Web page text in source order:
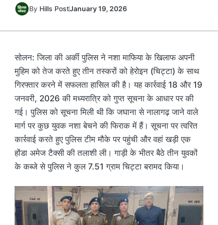
By Hills PostJanuary 19, 2026
सोलन: जिला की अर्की पुलिस ने नशा माफिया के खिलाफ अपनी
मुहिम को तेज करते हुए तीन तस्करों को हेरोइन (चिट्टा) के साथ
गिरफ्तार करने में सफलता हासिल की है। यह कार्रवाई 18 और 19
जनवरी, 2026 की मध्यरात्रि को गुप्त सूचना के आधार पर की
गई। पुलिस को सूचना मिली थी कि जघाना से नालागढ़ जाने वाले
मार्ग पर कुछ युवक नशा बेचने की फिराक में हैं। सूचना पर त्वरित
कार्रवाई करते हुए पुलिस टीम मौके पर पहुंची और वहां खड़ी एक
होंडा अमेज टैक्सी की तलाशी ली। गाड़ी के भीतर बैठे तीन युवकों
के कब्जे से पुलिस ने कुल 7.51 ग्राम चिट्टा बरामद किया।